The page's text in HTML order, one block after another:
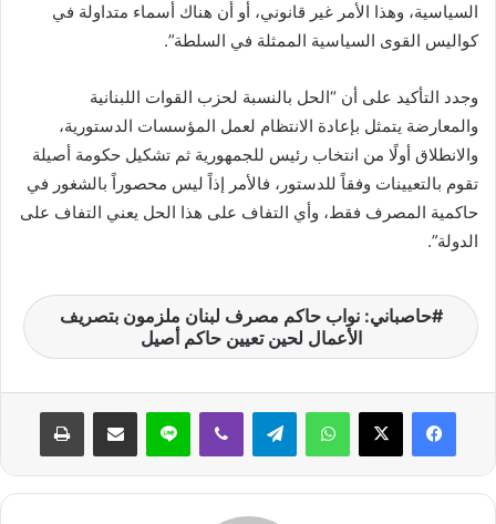
السياسية، وهذا الأمر غير قانوني، أو أن هناك أسماء متداولة في
كواليس القوى السياسية الممثلة في السلطة”.
وجدد التأكيد على أن “الحل بالنسبة لحزب القوات اللبنانية
والمعارضة يتمثل بإعادة الانتظام لعمل المؤسسات الدستورية،
والانطلاق أولًا من انتخاب رئيس للجمهورية ثم تشكيل حكومة أصيلة
تقوم بالتعيينات وفقاً للدستور، فالأمر إذاً ليس محصوراً بالشغور في
حاكمية المصرف فقط، وأي التفاف على هذا الحل يعني التفاف على
الدولة”.
حاصباني: نواب حاكم مصرف لبنان ملزمون بتصريف
الأعمال لحين تعيين حاكم أصيل
واتساب لاين